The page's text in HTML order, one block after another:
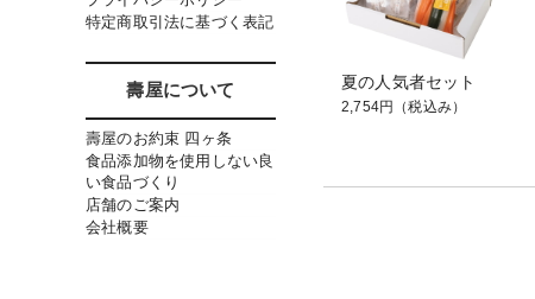
夏の人気者セット
2,754円 （税込み）
特定商取引法に基づく表記
壽屋について
壽屋のお約束 四ヶ条
食品添加物を使用しない良
い食品づくり
店舗のご案内
会社概要